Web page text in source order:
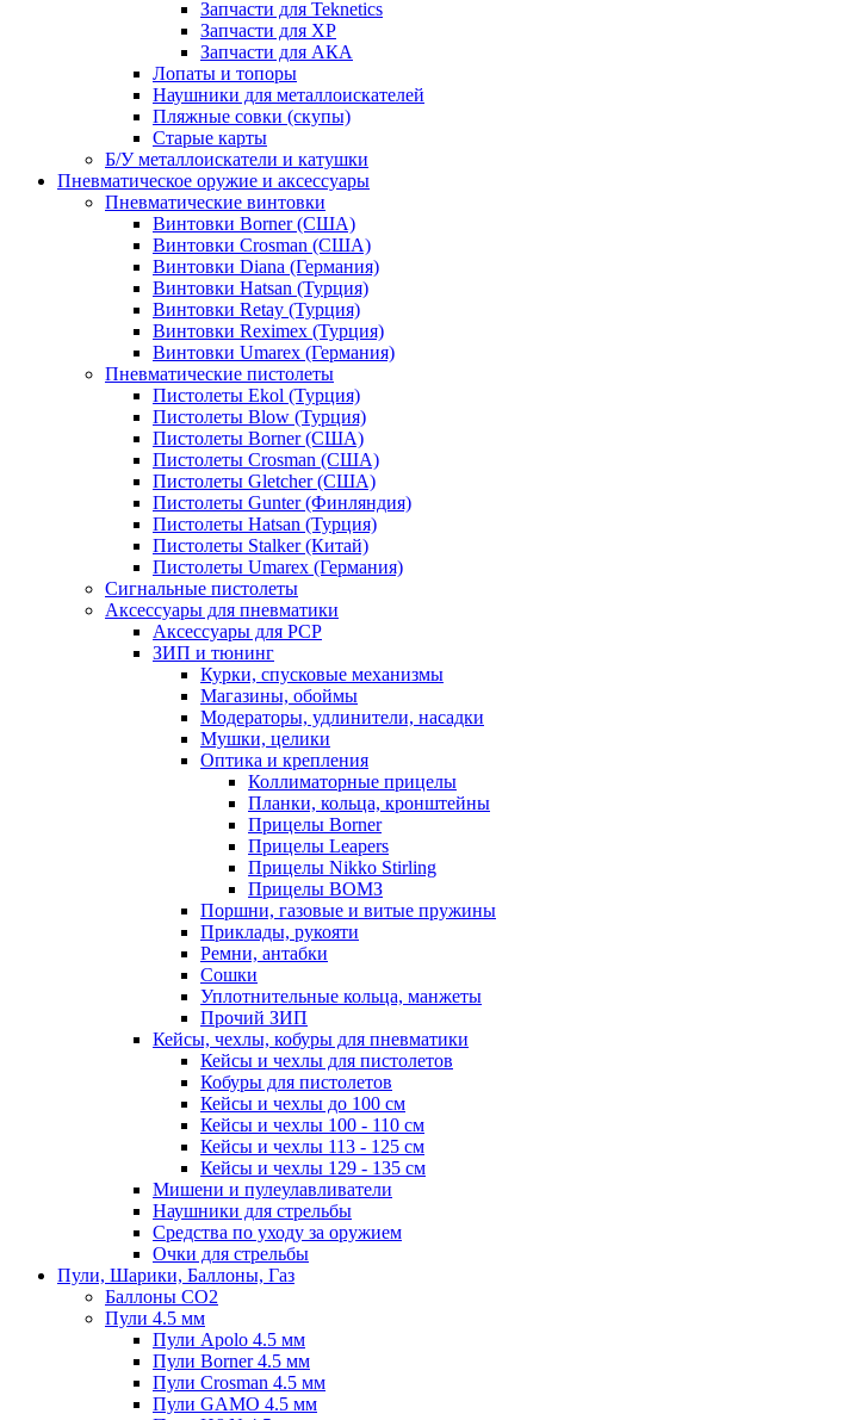
Запчасти для Teknetics
Запчасти для XP
Запчасти для АКА
Лопаты и топоры
Наушники для металлоискателей
Пляжные совки (скупы)
Старые карты
Б/У металлоискатели и катушки
Пневматическое оружие и аксессуары
Пневматические винтовки
Винтовки Borner (США)
Винтовки Crosman (США)
Винтовки Diana (Германия)
Винтовки Hatsan (Турция)
Винтовки Retay (Турция)
Винтовки Reximex (Турция)
Винтовки Umarex (Германия)
Пневматические пистолеты
Пистолеты Ekol (Турция)
Пистолеты Blow (Турция)
Пистолеты Borner (США)
Пистолеты Crosman (США)
Пистолеты Gletcher (США)
Пистолеты Gunter (Финляндия)
Пистолеты Hatsan (Турция)
Пистолеты Stalker (Китай)
Пистолеты Umarex (Германия)
Сигнальные пистолеты
Аксессуары для пневматики
Аксессуары для PCP
ЗИП и тюнинг
Курки, спусковые механизмы
Магазины, обоймы
Модераторы, удлинители, насадки
Мушки, целики
Оптика и крепления
Коллиматорные прицелы
Планки, кольца, кронштейны
Прицелы Borner
Прицелы Leapers
Прицелы Nikko Stirling
Прицелы ВОМЗ
Поршни, газовые и витые пружины
Приклады, рукояти
Ремни, антабки
Сошки
Уплотнительные кольца, манжеты
Прочий ЗИП
Кейсы, чехлы, кобуры для пневматики
Кейсы и чехлы для пистолетов
Кобуры для пистолетов
Кейсы и чехлы до 100 см
Кейсы и чехлы 100 - 110 см
Кейсы и чехлы 113 - 125 см
Кейсы и чехлы 129 - 135 см
Мишени и пулеулавливатели
Наушники для стрельбы
Средства по уходу за оружием
Очки для стрельбы
Пули, Шарики, Баллоны, Газ
Баллоны CO2
Пули 4.5 мм
Пули Apolo 4.5 мм
Пули Borner 4.5 мм
Пули Crosman 4.5 мм
Пули GAMO 4.5 мм